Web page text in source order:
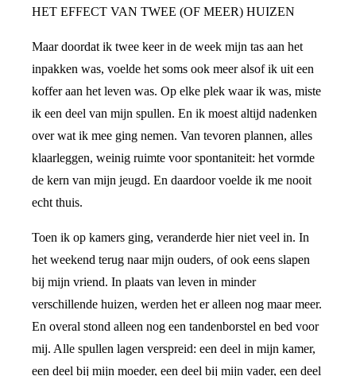
HET EFFECT VAN TWEE (OF MEER) HUIZEN
Maar doordat ik twee keer in de week mijn tas aan het
inpakken was, voelde het soms ook meer alsof ik uit een
koffer aan het leven was. Op elke plek waar ik was, miste
ik een deel van mijn spullen. En ik moest altijd nadenken
over wat ik mee ging nemen. Van tevoren plannen, alles
klaarleggen, weinig ruimte voor spontaniteit: het vormde
de kern van mijn jeugd. En daardoor voelde ik me nooit
echt thuis.
Toen ik op kamers ging, veranderde hier niet veel in. In
het weekend terug naar mijn ouders, of ook eens slapen
bij mijn vriend. In plaats van leven in minder
verschillende huizen, werden het er alleen nog maar meer.
En overal stond alleen nog een tandenborstel en bed voor
mij. Alle spullen lagen verspreid: een deel in mijn kamer,
een deel bij mijn moeder, een deel bij mijn vader, een deel